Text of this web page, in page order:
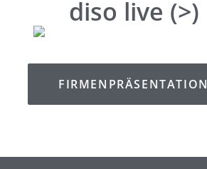
diso live (>)
FIRMENPRÄSENTATION